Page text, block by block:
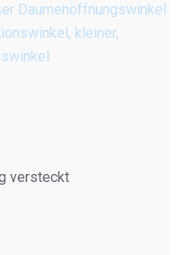
Daumenöffnungswinkel
kleiner,
versteckt